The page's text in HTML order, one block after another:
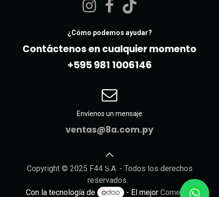
¿Cómo podemos ayudar?
Contáctenos en cualquier momento
+595 981 10061​46
Envíenos un mensaje
ventas@8a.com.py
Copyright © 2025 F44 S.A. - Todos los derechos
reservados.
Con la tecnología de
- El mejor Comercio